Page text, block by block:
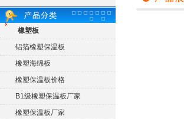
橡塑板
铝箔橡塑保温板
橡塑海绵板
橡塑保温板价格
B1级橡塑保温板厂家
橡塑保温板厂家